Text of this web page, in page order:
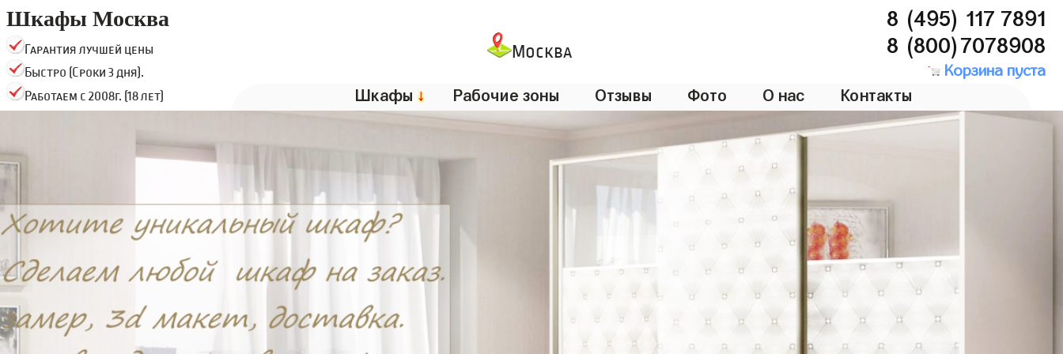
Шкафы Москва
Гарантия лучшей цены
Быстро (Сроки 3 дня).
Работаем с 2008г. (18 лет)
Москва
8 (495) 117 7891
8 (800)7078908
Корзина пуста
Шкафы ↓ Рабочие зоны Отзывы Фото О нас Контакты